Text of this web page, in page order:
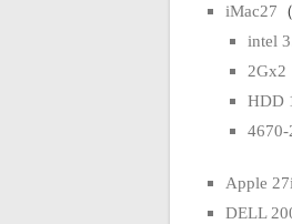
iMac27
intel
2Gx2
HDD
Apple
DELL